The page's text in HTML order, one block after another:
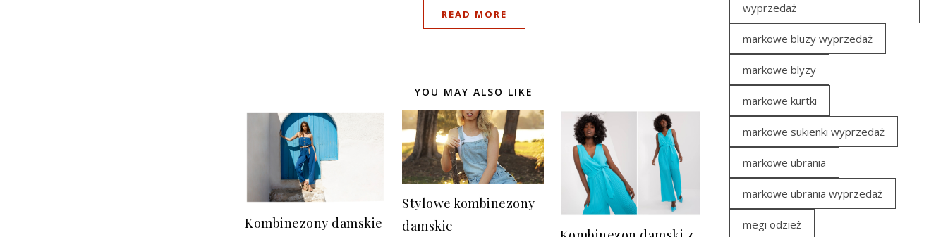
READ MORE
YOU MAY ALSO LIKE
Kombinezony damskie
Stylowe kombinezony
damskie
wyprzedaż
markowe bluzy wyprzedaż
markowe blyzy
markowe kurtki
markowe sukienki wyprzedaż
markowe ubrania
markowe ubrania wyprzedaż
megi odzież